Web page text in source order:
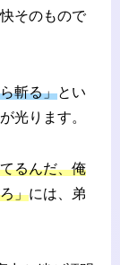
そのもので
斬る」とい
光ります。
るんだ、俺
」には、弟